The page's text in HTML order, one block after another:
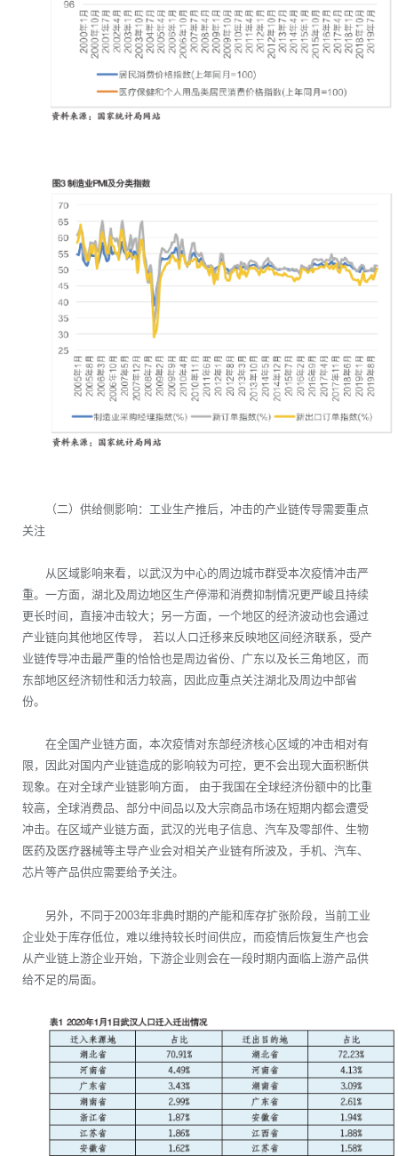
（二）供给侧影响：工业生产推后，冲击的产业链传导需要重点
关注
从区域影响来看，以武汉为中心的周边城市群受本次疫情冲击严
重。一方面，湖北及周边地区生产停滞和消费抑制情况更严峻且持续
更长时间，直接冲击较大；另一方面，一个地区的经济波动也会通过
产业链向其他地区传导， 若以人口迁移来反映地区间经济联系，受产
业链传导冲击最严重的恰恰也是周边省份、广东以及长三角地区，而
东部地区经济韧性和活力较高，因此应重点关注湖北及周边中部省
份。
在全国产业链方面，本次疫情对东部经济核心区域的冲击相对有
限，因此对国内产业链造成的影响较为可控，更不会出现大面积断供
现象。在对全球产业链影响方面， 由于我国在全球经济份额中的比重
较高，全球消费品、部分中间品以及大宗商品市场在短期内都会遭受
冲击。在区域产业链方面，武汉的光电子信息、汽车及零部件、生物
医药及医疗器械等主导产业会对相关产业链有所波及，手机、汽车、
芯片等产品供应需要给予关注。
另外，不同于2003年非典时期的产能和库存扩张阶段，当前工业
企业处于库存低位，难以维持较长时间供应，而疫情后恢复生产也会
从产业链上游企业开始，下游企业则会在一段时期内面临上游产品供
给不足的局面。